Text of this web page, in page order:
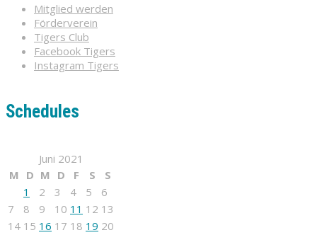
Mitglied werden
Förderverein
Tigers Club
Facebook Tigers
Instagram Tigers
Schedules
Juni 2021
M D M D F S
S
1
2 3 4 5
6
7
8 9 10 11 12 13
14 15 16 17 18 19 20